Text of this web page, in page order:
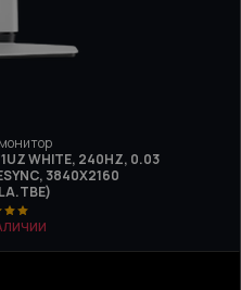
WHITE, 240HZ, 0.03
3840Х2160